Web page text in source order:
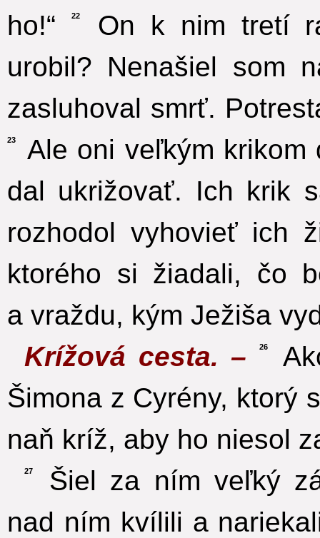
ho!“
22
On k nim tretí
urobil? Nenašiel som
zasluhoval smrť.
23
Ale oni veľkým krikom
dal ukrižovať. Ich krik
rozhodol vyhovieť ich
ktorého si žiadali, čo
a vraždu, kým Ježiša
Krížová cesta. –26
Šimona z Cyrény, ktorý
naň kríž, aby ho niesol
27
Šiel za ním veľký
nad ním kvílili a